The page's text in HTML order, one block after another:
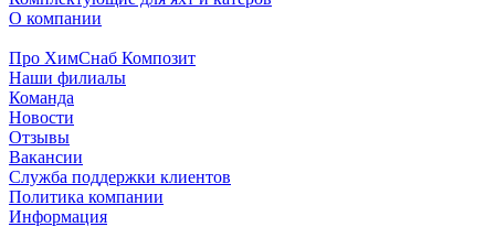
О компании
Про ХимСнаб Композит
Наши филиалы
Команда
Новости
Отзывы
Вакансии
Служба поддержки клиентов
Политика компании
Информация